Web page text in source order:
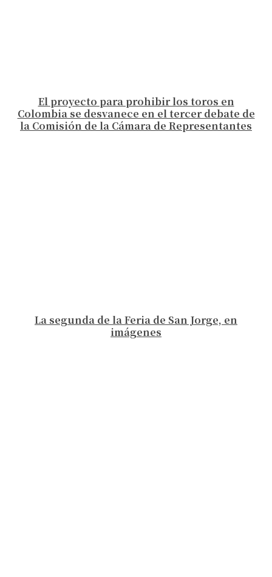
El proyecto para prohibir los toros en
Colombia se desvanece en el tercer debate de
la Comisión de la Cámara de Representantes
La segunda de la Feria de San Jorge, en
imágenes